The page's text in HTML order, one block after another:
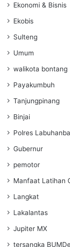
Ekonomi & Bisnis
Ekobis
Sulteng
Umum
walikota bontang
Payakumbuh
Tanjungpinang
Binjai
Polres
Gubernur
pemotor
Manfaat Latihan
Langkat
Lakalantas
Jupiter MX
tersangka